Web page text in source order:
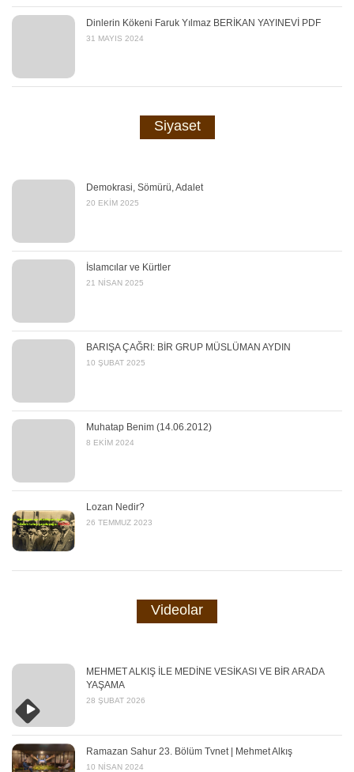
Dinlerin Kökeni Faruk Yılmaz BERİKAN YAYINEVİ PDF
31 MAYIS 2024
Siyaset
Demokrasi, Sömürü, Adalet
20 EKIM 2025
İslamcılar ve Kürtler
21 NISAN 2025
BARIŞA ÇAĞRI: BİR GRUP MÜSLÜMAN AYDIN
10 ŞUBAT 2025
Muhatap Benim (14.06.2012)
8 EKIM 2024
Lozan Nedir?
26 TEMMUZ 2023
Videolar
MEHMET ALKIŞ İLE MEDİNE VESİKASI VE BİR ARADA
YAŞAMA
28 ŞUBAT 2026
Ramazan Sahur 23. Bölüm Tvnet | Mehmet Alkış
10 NISAN 2024